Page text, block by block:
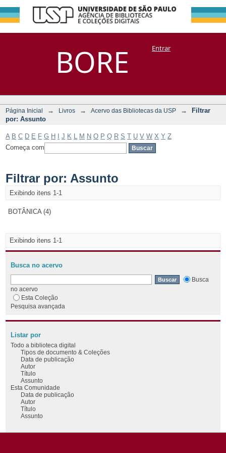
BORE
Filtrar por:
Assunto
DSpace/Manakin + CoriscoEntrar
Página Inicial → Livros → Acervo das Bibliotecas da USP →
Filtrar
por: Assunto
A B C D E F G H J K M N O P Q R S T U V W X Y Z
Começa com
Filtrar por: Assunto
Exibindo itens 1-1
BOTÂNICA (4)
Exibindo itens 1-1
Busca no acervo
Busca
no acervo
Esta Coleção
Pesquisa avançada
Listar por
Todo a biblioteca digital
Tipos de documento & Coleções
Data de publicação
Autor
Título
Assunto
Esta Comunidade
Data de publicação
Autor
Título
Assunto